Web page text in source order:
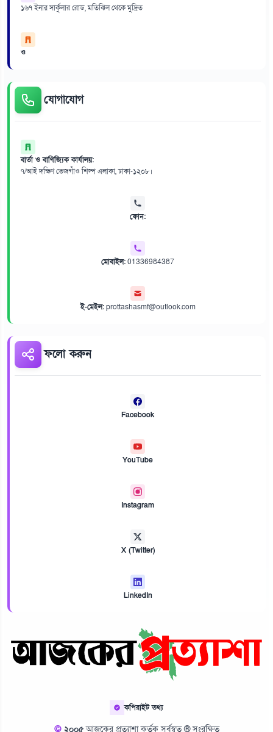
১৬৭ ইনার সার্কুলার রোড, মতিঝিল থেকে মুদ্রিত
ও
যোগাযোগ
বার্তা ও বাণিজ্যিক কার্যালয়:
৭/আই দক্ষিণ তেজগাঁও শিল্প এলাকা, ঢাকা-১২০৮।
ফোন:
মোবাইল:01336984387
ই-মেইল:prottashasmf@outlook.com
ফলো করুন
Facebook
YouTube
Instagram
X (Twitter)
LinkedIn
কপিরাইট তথ্য
© ২০০৫আজকের প্রত্যাশা কর্তৃক সর্বস্বত্ব ® সংরক্ষিত